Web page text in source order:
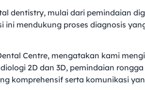
dentistry, mulai dari pemindaian
mendukung proses diagnosis
Centre, mengatakan kami
2D dan 3D, pemindaian
komprehensif serta komunikasi